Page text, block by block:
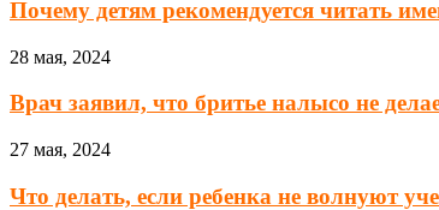
Почему детям рекомендуется читать
28 мая, 2024
Врач заявил, что бритье налысо не
27 мая, 2024
Что делать, если ребенка не волнуют